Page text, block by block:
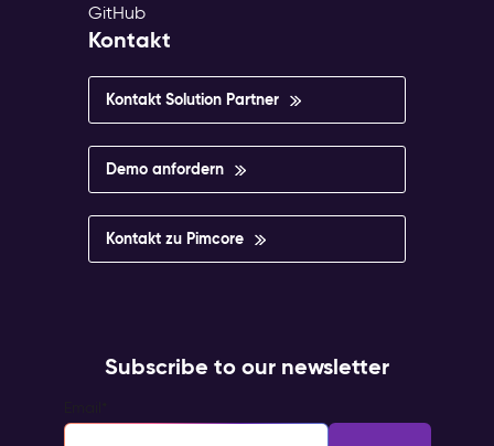
GitHub
Kontakt
Kontakt Solution Partner
Demo anfordern
Kontakt zu Pimcore
Subscribe to our newsletter